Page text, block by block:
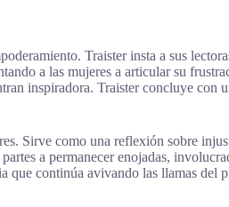
Traister insta a sus
a las mujeres a articular su
inspiradora. Traister concluye
Sirve como una reflexión sobre
a permanecer enojadas,
que continúa avivando las llamas del